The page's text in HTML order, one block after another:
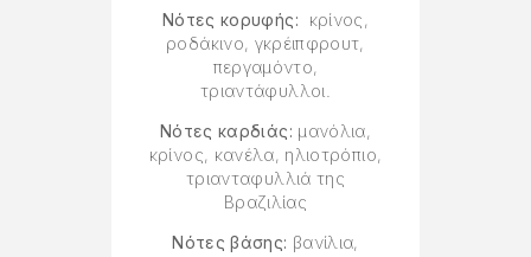
Νότες κορυφής: κρίνος,
ροδάκινο, γκρέιπφρουτ,
περγαμόντο,
τριαντάφυλλοι.
Νότες καρδιάς: μανόλια,
κρίνος, κανέλα, ηλιοτρόπιο,
τριανταφυλλιά της
Βραζιλίας
Νότες βάσης: βανίλια,